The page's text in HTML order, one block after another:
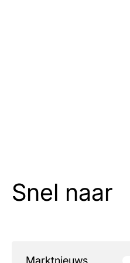
Snel naar
Marktnieuws